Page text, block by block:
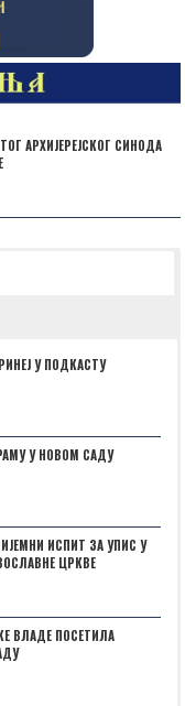
АРХИЈЕРЕЈСКОГ СИНОДА
У ПОДКАСТУ
У НОВОМ САДУ
ИСПИТ ЗА УПИС У
ЦРКВЕ
ВЛАДЕ ПОСЕТИЛА